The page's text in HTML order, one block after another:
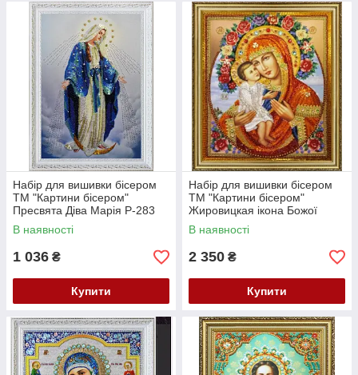
Набір для вишивки бісером
ТМ "Картини бісером"
Пресвята Діва Марія Р-283
В наявності
1 036 ₴
Купити
Набір для вишивки бісером
ТМ "Картини бісером"
Жировицкая ікона Божої
Матері, Р-286
В наявності
2 350 ₴
Купити